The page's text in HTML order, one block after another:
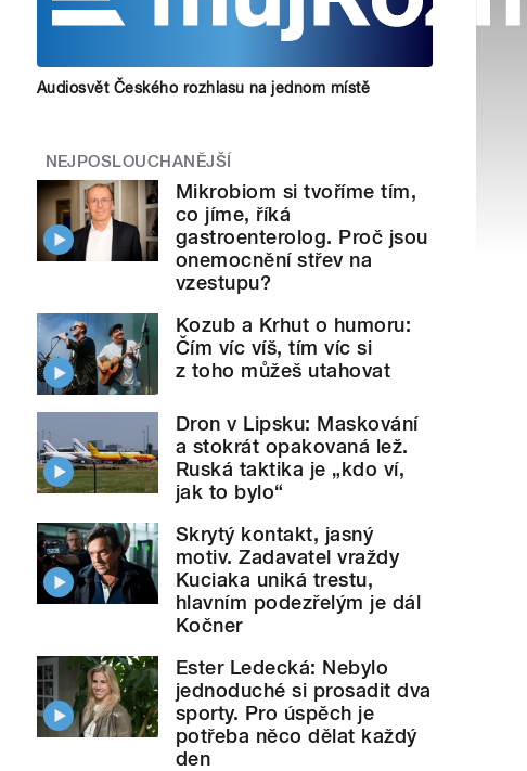
Audiosvět Českého rozhlasu na jednom místě
NEJPOSLOUCHANĚJŠÍ
Mikrobiom si tvoříme tím,
co jíme, říká
gastroenterolog. Proč jsou
onemocnění střev na
vzestupu?
Kozub a Krhut o humoru:
Čím víc víš, tím víc si
z toho můžeš utahovat
Dron v Lipsku: Maskování
a stokrát opakovaná lež.
Ruská taktika je „kdo ví,
jak to bylo“
Skrytý kontakt, jasný
motiv. Zadavatel vraždy
Kuciaka uniká trestu,
hlavním podezřelým je dál
Kočner
Ester Ledecká: Nebylo
jednoduché si prosadit dva
sporty. Pro úspěch je
potřeba něco dělat každý
den